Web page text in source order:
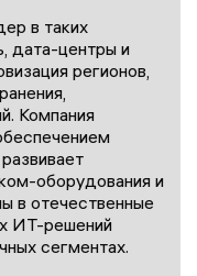
в таких
дата-центры и
регионов,
Компания
оборудования и
в отечественные
ИТ-решений
сегментах.